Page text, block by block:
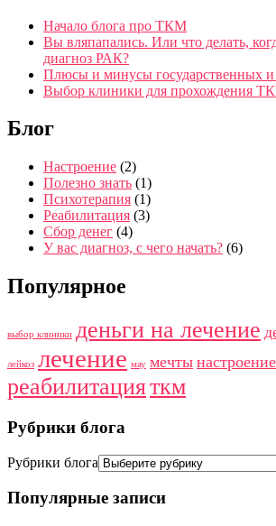
Начало блога про ТКМ
Вы вляпапались. Или что делать,
диагноз РАК?
Плюсы и минусы государственных
Выбор клиники для прохождения
Блог
Настроение (2)
Полезно знать (1)
Психотерапия (1)
Реабилитация (3)
Сбор денег (4)
У вас диагноз, с чего начать? (6)
Популярное
выбор клиники деньги на лечение
лейкоз лечение мау мечты настроение
реабилитацияткм
Рубрики блога
Рубрики блога
Популярные записи